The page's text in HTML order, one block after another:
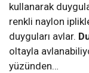
kullanarak
renkli naylon
duyguları avlar.
oltayla
yüzünden…